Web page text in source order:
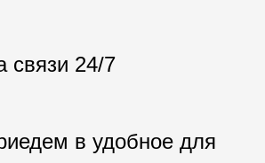
связи 24/7
в удобное для